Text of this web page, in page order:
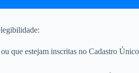
ou que estejam inscritas no Cadastro